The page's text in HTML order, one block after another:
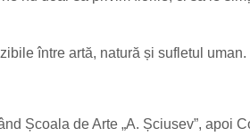
între artă, natură și sufletul uman.
Școala de Arte „A. Șciusev”, apoi